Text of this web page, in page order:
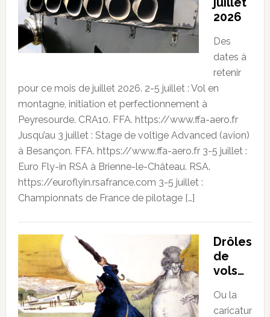
2026
Des
dates à
retenir
pour ce mois de juillet 2026. 2-5 juillet : Vol en
montagne, initiation et perfectionnement à
Peyresourde. CRA10. FFA. https://www.ffa-aero.fr
Jusqu’au 3 juillet : Stage de voltige Advanced (avion)
à Besançon. FFA. https://www.ffa-aero.fr 3-5 juillet :
Euro Fly-in RSA à Brienne-le-Château. RSA.
https://euroflyin.rsafrance.com 3-5 juillet :
Championnats de France de pilotage […]
Drôles
de
vols…
Ou la
caricatur